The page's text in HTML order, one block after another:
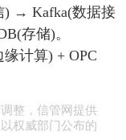
) → Kafka(数据接
存储)。
计算) + OPC
整，信管网提供
权威部门公布的